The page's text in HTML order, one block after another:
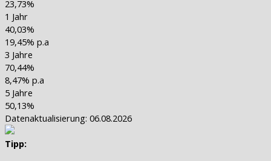
23,73%
1 Jahr
40,03%
19,45% p.a
3 Jahre
70,44%
8,47% p.a
5 Jahre
50,13%
Datenaktualisierung: 06.08.2026
Tipp: